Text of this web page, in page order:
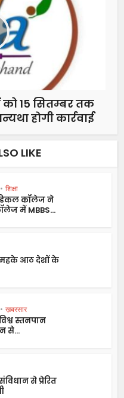
15 सितम्बर तक
होगी कार्रवाई
LIKE
• शिक्षा
कॉलेज ने
में MBBS...
महके आठ देशों के
• ख़बरसार
स्तनपान
से...
से प्रेरित